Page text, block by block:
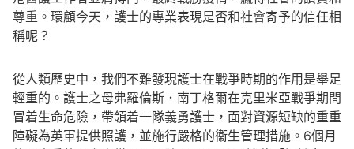
尊重。環顧今天，護士的專業表現是否和社會寄予的信任相
稱呢？
從人類歷史中，我們不難發現護士在戰爭時期的作用是舉足
輕重的。護士之母弗羅倫斯．南丁格爾在克里米亞戰爭期間
冒着生命危險，帶領着一隊義勇護士，面對資源短缺的重重
障礙為英軍提供照護，並施行嚴格的衞生管理措施。6個月